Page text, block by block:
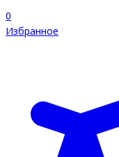
0
Избранное